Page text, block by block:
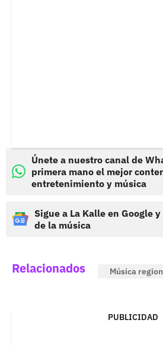
Únete a nuestro canal de
primera mano el mejor
entretenimiento y música
Sigue a La Kalle en Google
de la música
Relacionados Música
PUBLICIDAD